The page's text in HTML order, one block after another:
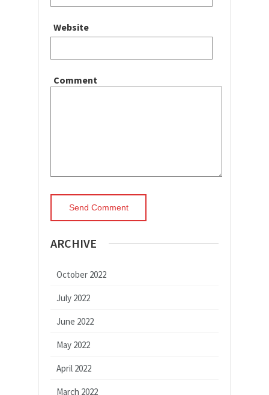
Website
Comment
ARCHIVE
October 2022
July 2022
June 2022
May 2022
April 2022
March 2022